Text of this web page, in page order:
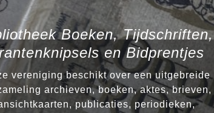
Boeken, Tijdschriften,
en Bidprentjes
vereniging beschikt over een uitgebreide
archieven, boeken, aktes, brieven,
publicaties, periodieken,